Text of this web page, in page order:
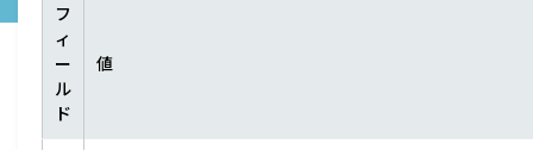
フ
ィ
ー
ル
ド
値